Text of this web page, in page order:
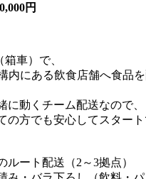
円
車）で、
内にある飲食店舗へ食品
に動くチーム配送なので、
の方でも安心してスター
ルート配送（2～3拠点）